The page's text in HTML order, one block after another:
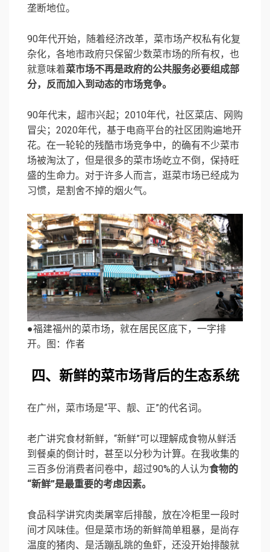
垄断地位。
90年代开始，随着经济改革，菜市场产权私有化复
杂化，各地市政府只保留少数菜市场的所有权，也
就意味着菜市场不再是政府的公共服务必要组成部
分，反而加入到动态的市场竞争。
90年代末，超市兴起；2010年代，社区菜店、网购
冒尖；2020年代，基于电商平台的社区团购遍地开
花。在一轮轮的残酷市场竞争中，的确有不少菜市
场被淘汰了，但是很多的菜市场屹立不倒，保持旺
盛的生命力。对于许多人而言，逛菜市场已经成为
习惯，是割舍不掉的烟火气。
●福建福州的菜市场，就在居民区底下，一字排
开。图：作者
四、新鲜的菜市场背后的生态系统
在广州，菜市场是“平、靓、正”的代名词。
老广讲究食材新鲜，“新鲜”可以理解成食物从鲜活
到餐桌的倒计时，甚至以分秒为计算。在我收集的
三百多份消费者问卷中，超过90%的人认为食物的
“新鲜”是最重要的考虑因素。
食品科学讲究肉类屠宰后排酸，放在冷柜里一段时
间才风味佳。但是菜市场的新鲜简单粗暴，是尚存
温度的猪肉、是活蹦乱跳的鱼虾，还没开始排酸就